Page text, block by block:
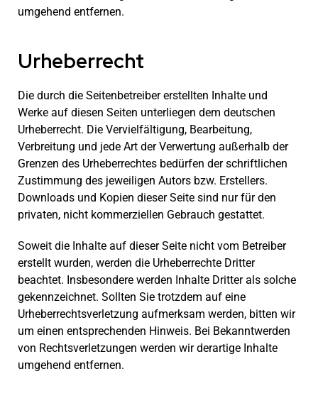
umgehend entfernen.
Urheberrecht
Die durch die Seitenbetreiber erstellten Inhalte und
Werke auf diesen Seiten unterliegen dem deutschen
Urheberrecht. Die Vervielfältigung, Bearbeitung,
Verbreitung und jede Art der Verwertung außerhalb der
Grenzen des Urheberrechtes bedürfen der schriftlichen
Zustimmung des jeweiligen Autors bzw. Erstellers.
Downloads und Kopien dieser Seite sind nur für den
privaten, nicht kommerziellen Gebrauch gestattet.
Soweit die Inhalte auf dieser Seite nicht vom Betreiber
erstellt wurden, werden die Urheberrechte Dritter
beachtet. Insbesondere werden Inhalte Dritter als solche
gekennzeichnet. Sollten Sie trotzdem auf eine
Urheberrechtsverletzung aufmerksam werden, bitten wir
um einen entsprechenden Hinweis. Bei Bekanntwerden
von Rechtsverletzungen werden wir derartige Inhalte
umgehend entfernen.